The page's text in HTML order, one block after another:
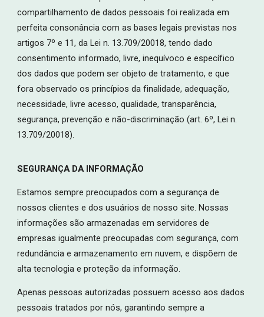
compartilhamento de dados pessoais foi realizada em
perfeita consonância com as bases legais previstas nos
artigos 7º e 11, da Lei n. 13.709/20018, tendo dado
consentimento informado, livre, inequívoco e específico
dos dados que podem ser objeto de tratamento, e que
fora observado os princípios da finalidade, adequação,
necessidade, livre acesso, qualidade, transparência,
segurança, prevenção e não-discriminação (art. 6º, Lei n.
13.709/20018).
SEGURANÇA DA INFORMAÇÃO
Estamos sempre preocupados com a segurança de
nossos clientes e dos usuários de nosso site. Nossas
informações são armazenadas em servidores de
empresas igualmente preocupadas com segurança, com
redundância e armazenamento em nuvem, e dispõem de
alta tecnologia e proteção da informação.
Apenas pessoas autorizadas possuem acesso aos dados
pessoais tratados por nós, garantindo sempre a